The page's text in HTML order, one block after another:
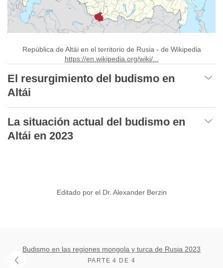
República de Altái en el territorio de Rusia - de Wikipedia
https://en.wikipedia.org/wiki/...
El resurgimiento del budismo en
Altái
La situación actual del budismo en
Altái en 2023
Editado por el Dr. Alexander Berzin
Budismo en las regiones mongola y turca de Rusia 2023
PARTE 4 DE 4